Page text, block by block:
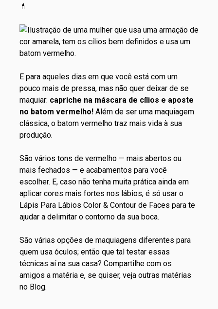
💄
E para aqueles dias em que você está com um
pouco mais de pressa, mas não quer deixar de se
maquiar: capriche na máscara de cílios e aposte
no batom vermelho! Além de ser uma maquiagem
clássica, o batom vermelho traz mais vida à sua
produção.
São vários tons de vermelho — mais abertos ou
mais fechados — e acabamentos para você
escolher. E, caso não tenha muita prática ainda em
aplicar cores mais fortes nos lábios, é só usar o
Lápis Para Lábios Color & Contour de Faces para te
ajudar a delimitar o contorno da sua boca.
São várias opções de maquiagens diferentes para
quem usa óculos; então que tal testar essas
técnicas aí na sua casa? Compartilhe com os
amigos a matéria e, se quiser, veja outras matérias
no Blog.